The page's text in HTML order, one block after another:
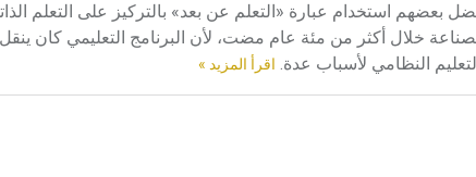
بعضهم استخدام عبارة «التعلم عن بعد» بالتركيز على التعلم
خلال أكثر من مئة عام مضت، لأن البرنامج التعليمي كان ينقل
النظامي لأسباب عدة. اقرأ المزيد »